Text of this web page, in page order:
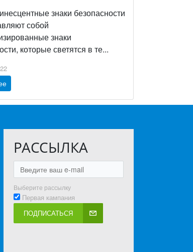
знаки безопасности
собой
знаки
которые светятся в те...
РАССЫЛКА
Выберите рассылку
Первая кампания
ПОДПИСАТЬСЯ